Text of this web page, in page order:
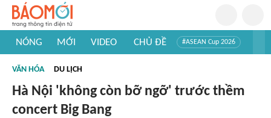
NÓNG MỚI VIDEO CHỦ ĐỀ #ASEAN Cup 2026
#Khám phá thế giới
VĂN HÓA DU LỊCH
Hà Nội 'không còn bỡ ngỡ' trước thềm
concert Big Bang